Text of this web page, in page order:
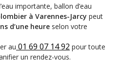
importante, ballon d’eau
à Varennes-Jarcy peut
d’une heure selon votre
au 01 69 07 14 92 pour toute
un rendez-vous.